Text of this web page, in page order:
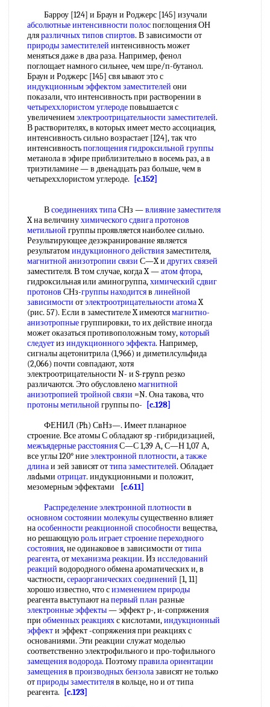
Барроу [124] и Браун и Роджерс [145] изучали
абсолютные интенсивности полоспоглощения ОН
дляразличных типов спиртов. В зависимости от
природы заместителей интенсивность может
меняться даже в два раза. Например, фенол
поглощает намного сильнее, чем шре/п-бутанол.
Браун и Роджерс [145] свя ывают это с
индукционным эффектом заместителей они
показали, что интенсивность при растворении в
четыреххлористом углеродеповышается с
увеличениемэлектроотрицательности заместителей.
В растворителях, в которых имеет место ассоциация,
интенсивность сильно возрастает [124], так что
интенсивностьпоглощения гидроксильной группы
метанола в эфире приблизительно в восемь раз, а в
триэтиламине — в двенадцать раз больше, чем в
четыреххлористом углероде.
[c.152]
Всоединениях типаСНз —влияние заместителя
X на величинухимического сдвига протонов
метильной группы проявляется наиболее сильно.
Результирующее дезэкранирование является
результатоминдукционного действиязаместителя,
магнитной анизотропии связи С—X и других связей
заместителя. В том случае, когда X —атом фтора,
гидроксильная или аминогруппа,химический сдвиг
протонов СНз-группы находитсяв линейной
зависимости отэлектроотрицательности атомаX
(рис. 57). Если в заместителе X имеютсямагнитно-
анизотропныегруппировки, то их действие иногда
может оказаться противоположным тому,который
следуетиз индукционного эффекта. Например,
сигналы ацетонитрила (1,966) и диметилсульфида
(2,066) почти совпадают, хотя
электроотрицательности N- и S-rpynn резко
различаются. Это обусловленомагнитной
анизотропией тройной связи =N. Она такова, что
протоны метильной группы по-
[c.128]
ФЕНИЛ (Ph) СвНз—. Имеет планарное
строение. Все атомы С обладают sp -гибридизацией,
межъядерные расстоянияС—С 1,39 А, С—Н 1,07 А,
все углы 120° ниеэлектронной плотности, атакже
длинаи зей зависят оттипа заместителей. Обладает
лadыми отрицат. индукционными и положит,
мезомерным эффектами
[c.611]
Распределение электронной плотности в
основном состоянии молекулысущественно влияет
наособенности реакционной способности вещества,
но решающуюроль играетстроение переходного
состояния, не одинаковое в зависимости оттипа
реагента, отмеханизма реакции. Из исследований
реакций водородного обмена ароматических и, в
частности,сераорганических соединений [1, 11]
хорошо известно, что сизменением природы
реагента выступают напервый план разные
электронные эффекты— эффект р-, и-сопряжения
при обменных реакцияхс кислотами,индукционный
эффекти эффект -сопряжения при реакциях с
основаниями. Эти реакции служат моделью
соответственно электрофильного и про-тофильного
замещения водорода. Поэтомуправила ориентации
замещенияв производных бензолазависят не только
отприроды заместителяв кольце, но и от типа
реагента.
[c.123]